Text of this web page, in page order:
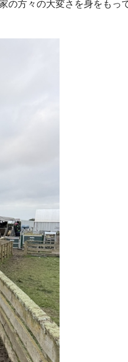
方々の大変さを身をもっ